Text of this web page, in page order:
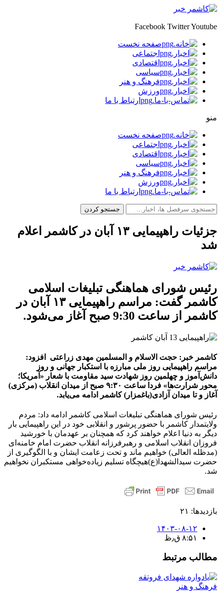
Facebook TwitterYoutube
صفحه نخست
اجتماعی
اقتصادی
سیاسی
فرهنگ و هنر
ورزش
ارتباط با ما
منو
صفحه نخست
اجتماعی
اقتصادی
سیاسی
فرهنگ و هنر
ورزش
ارتباط با ما
جزئیات راهپیمایی ۱۳ آبان در کاشمر اعلام
شد
رئیس شورای هماهنگی تبلیغات اسلامی
کاشمر گفت: مراسم راهپیمایی ۱۳ آبان در
کاشمر از ساعت 9:30 صبح آغاز می‌شود.
کاشمر خبر: حجت الاسلام و المسلمین مهدی زراعتی افزود:
مراسم راهپیمایی روز ملی مبارزه با استکبار جهانی و روز
دانش‌آموز و چهلمین روز شهادت سید مقاومت با شعار «آمریکا؛
محور شرارت‌ها» فردا ساعت ۹:۳۰ صبح از میدان انقلاب (مرکزی)
آغاز و تا میدان آزادی(باغمزار) کاشمر ادامه می‌یابد.
رئیس شورای هماهنگی تبلیغات اسلامی کاشمر ادامه داد: مردم
ولایتمدار کاشمر با حضور پرشور و انقلابی خود در این راهپیمایی بار
دیگر به دنیا اعلام خواهند کرد که همچنان بر عهدمان با خورشید
فروزان انقلاب اسلامی و رهبرفرزانه انقلاب حضرت امام‌ خامنه‌ای
(مدظله العالی) خواهیم ماند و تحت زعامت ایشان و با الگوگیری از
حضرت سیدالشهدا(ع)هیچگاه تسلیم زیاده‌خواهی مستکبران نخواهیم
شد.
بازدیدها: ۲۱
۱۴۰۳-۰۸-۱۲
۸:۵۱ ق٫ظ
مطالب مرتبط
فرهنگ و هنر